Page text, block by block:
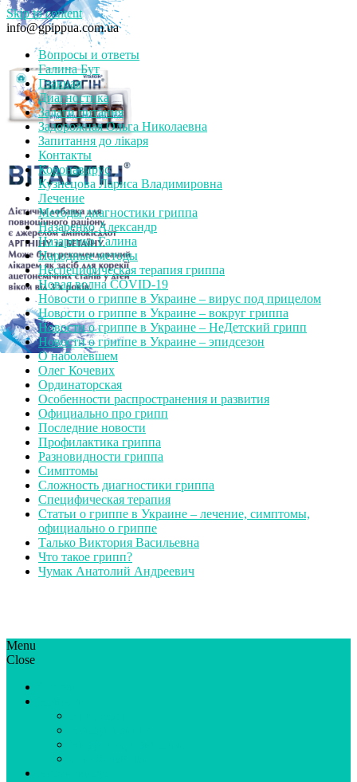
Skip to content
info@gpippua.com.ua
Вопросы и ответы
Галина Бут
Главная
Диагностика
Задати питання
Задорожная Ольга Николаевна
Запитання до лікаря
Контакты
Коронавирус
Кузнецова Лариса Владимировна
Лечение
Методы диагностики гриппа
Назаренко Александр
Назаренко Галина
Народные методы
Неспецифическая терапия гриппа
Новая волна COVID-19
Новости о гриппе в Украине – вирус под прицелом
Новости о гриппе в Украине – вокруг гриппа
Новости о гриппе в Украине – НеДетский грипп
Новости о гриппе в Украине – эпидсезон
О наболевшем
Олег Кочевих
Ординаторская
Особенности распространения и развития
Официально про грипп
Последние новости
Профилактика гриппа
Разновидности гриппа
Симптомы
Сложность диагностики гриппа
Специфическая терапия
Статьи о гриппе в Украине – лечение, симптомы,
официально о гриппе
Талько Виктория Васильевна
Что такое грипп?
Чумак Анатолий Андреевич
ГрипЮА: симптоми і лікування | Все про грип в Україні
Все про грип в Україні та Києві, профілактика грипу.
Menu
Close